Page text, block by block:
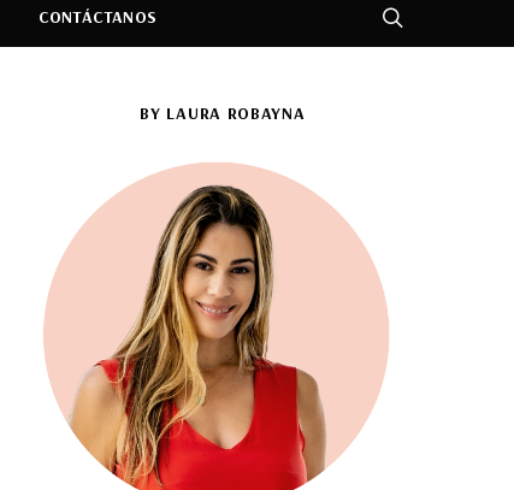
CONTÁCTANOS
BY LAURA ROBAYNA